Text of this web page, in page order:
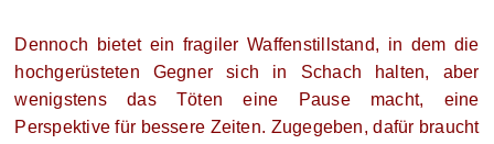
Dennoch bietet ein fragiler Waffenstillstand, in dem die
hochgerüsteten Gegner sich in Schach halten, aber
wenigstens das Töten eine Pause macht, eine
Perspektive für bessere Zeiten. Zugegeben, dafür braucht